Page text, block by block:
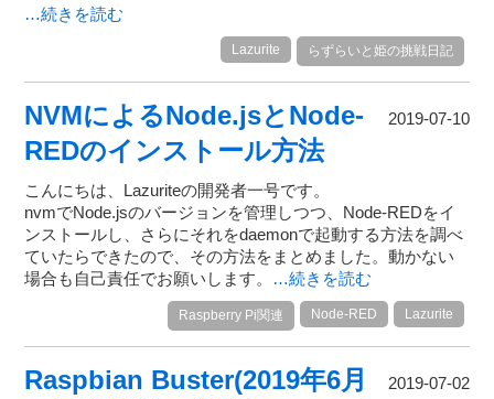
…続きを読む
らずらいと姫の挑戦日記
Lazurite
2019-07-10
NVMによるNode.jsとNode-
REDのインストール方法
こんにちは、Lazuriteの開発者一号です。
nvmでNode.jsのバージョンを管理しつつ、Node-REDをイ
ンストールし、さらにそれをdaemonで起動する方法を調べ
ていたらできたので、その方法をまとめました。動かない
場合も自己責任でお願いします。 …続きを読む
Lazurite
Node-RED
Raspberry Pi関連
2019-07-02
Raspbian Buster(2019年6月